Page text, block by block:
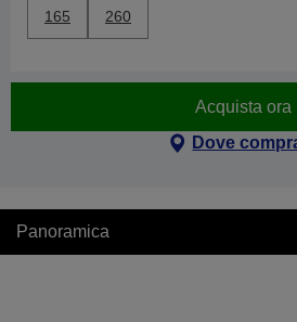
165 260
Acquista ora
Dove
Panoramica